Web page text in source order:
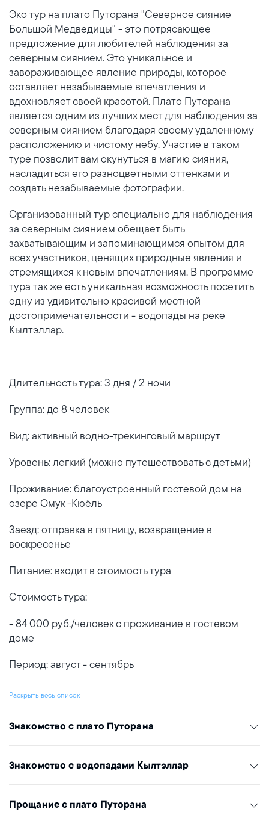
Эко тур на плато Путорана "Северное сияние
Большой Медведицы" - это потрясающее
предложение для любителей наблюдения за
северным сиянием. Это уникальное и
завораживающее явление природы, которое
оставляет незабываемые впечатления и
вдохновляет своей красотой. Плато Путорана
является одним из лучших мест для наблюдения за
северным сиянием благодаря своему удаленному
расположению и чистому небу. Участие в таком
туре позволит вам окунуться в магию сияния,
насладиться его разноцветными оттенками и
создать незабываемые фотографии.
Организованный тур специально для наблюдения
за северным сиянием обещает быть
захватывающим и запоминающимся опытом для
всех участников, ценящих природные явления и
стремящихся к новым впечатлениям. В программе
тура так же есть уникальная возможность посетить
одну из удивительно красивой местной
достопримечательности - водопады на реке
Кылтэллар.
Длительность тура: 3 дня / 2 ночи
Группа: до 8 человек
Вид: активный водно-трекинговый маршрут
Уровень: легкий (можно путешествовать с детьми)
Проживание: благоустроенный гостевой дом на
озере Омук -Кюёль
Заезд: отправка в пятницу, возвращение в
воскресенье
Питание: входит в стоимость тура
Стоимость тура:
- 84 000 руб./человек с проживание в гостевом
доме
Период: август - сентябрь
Раскрыть весь список
Знакомство с плато Путорана
Знакомство с водопадами Кылтэллар
Прощание с плато Путорана